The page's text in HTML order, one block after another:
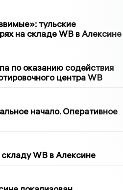
тульские
на складе WB в Алексине
по оказанию содействия
центра WB
начало. Оперативное
WB в Алексине